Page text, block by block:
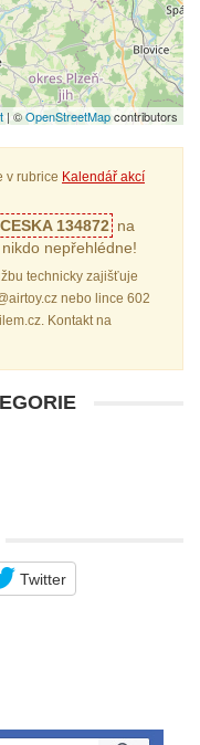
| ©OpenStreetMapcontributors
v rubrice Kalendář akcí
134872 na
nepřehlédne!
technicky zajišťuje
nebo lince 602
Kontakt na
Twitter